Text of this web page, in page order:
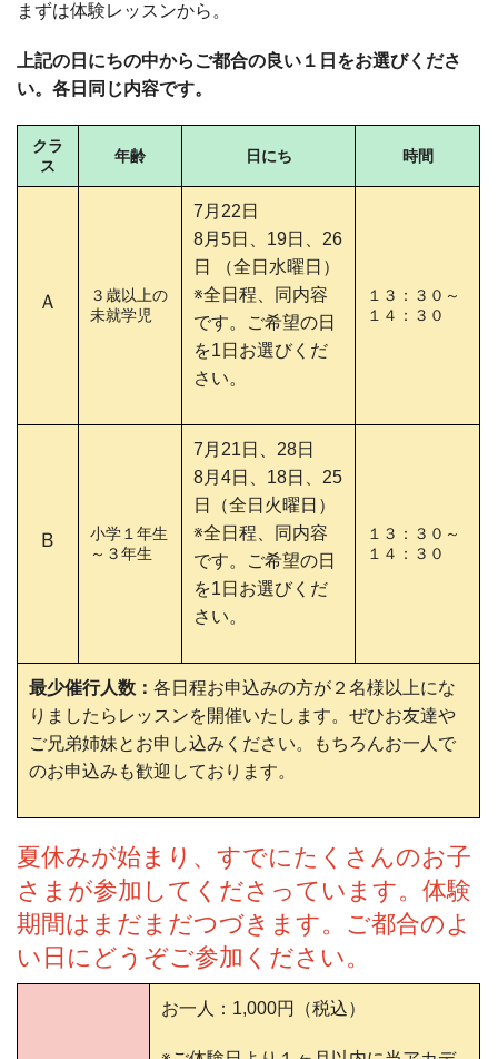
まずは体験レッスンから。
上記の日にちの中からご都合の良い１日をお選びくださ
い。各日同じ内容です。
クラ
ス
年齢 日にち 時間
Ａ
３歳以上の
未就学児
7月22日
8月5日、19日、26
日 （全日水曜日）
※全日程、同内容
です。ご希望の日
を1日お選びくだ
さい。
１３：３０～
１４：３０
Ｂ
小学１年生
～３年生
7月21日、28日
8月4日、18日、25
日（全日火曜日）
※全日程、同内容
です。ご希望の日
を1日お選びくだ
さい。
１３：３０～
１４：３０
最少催行人数： 各日程お申込みの方が２名様以上にな
りましたらレッスンを開催いたします。ぜひお友達や
ご兄弟姉妹とお申し込みください。もちろんお一人で
のお申込みも歓迎しております。
夏休みが始まり、すでにたくさんのお子
さまが参加してくださっています。 体験
期間はまだまだつづきます。ご都合のよ
い日にどうぞご参加ください。
お一人：1,000円（税込）